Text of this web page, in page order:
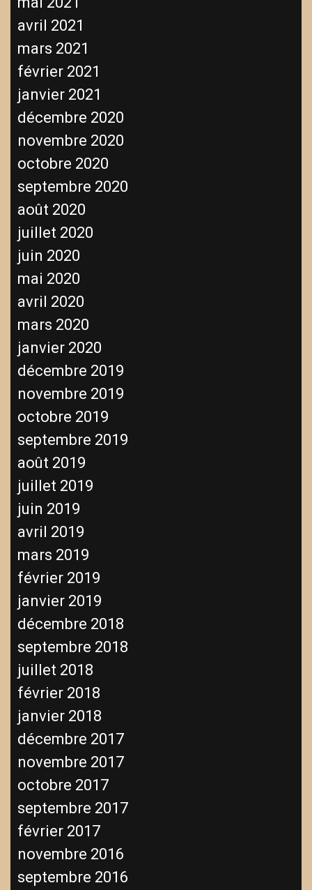
avril 2021
mars 2021
février 2021
janvier 2021
décembre 2020
novembre 2020
octobre 2020
septembre 2020
août 2020
juillet 2020
juin 2020
mai 2020
avril 2020
mars 2020
janvier 2020
décembre 2019
novembre 2019
octobre 2019
septembre 2019
août 2019
juillet 2019
juin 2019
avril 2019
mars 2019
février 2019
janvier 2019
décembre 2018
septembre 2018
juillet 2018
février 2018
janvier 2018
décembre 2017
novembre 2017
octobre 2017
septembre 2017
février 2017
novembre 2016
septembre 2016